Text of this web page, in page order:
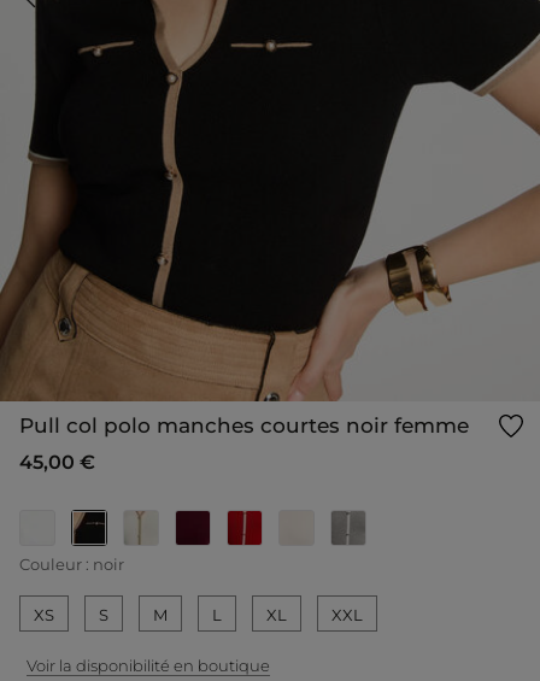
Pull col polo manches courtes noir femme
45,00 €
selected
Couleur : noir
XS S M L XL XXL
Voir la disponibilité en boutique